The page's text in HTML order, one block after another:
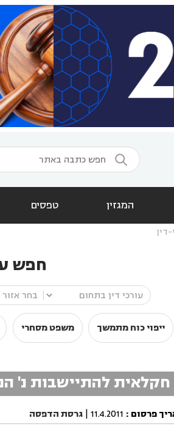

המגזין טפסים
דין
חפש
ייפוי כוח מתמשך משפט מסחרי
להתיישבות נ'
פרסום :
11.4.2011
| גרסת הדפסה